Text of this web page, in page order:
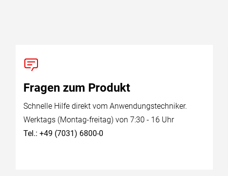
Fragen zum Produkt
Schnelle Hilfe direkt vom Anwendungstechniker.
Werktags (Montag-freitag) von 7:30 - 16 Uhr
Tel.: +49 (7031) 6800-0